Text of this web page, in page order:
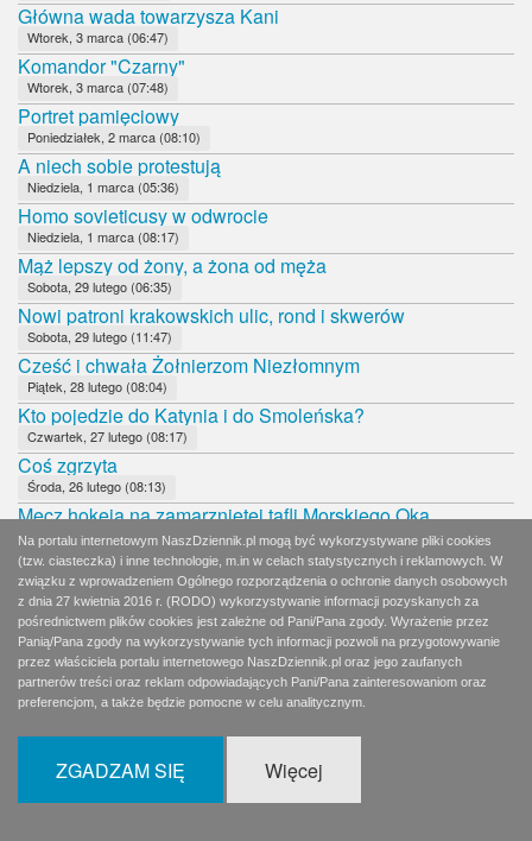
Główna wada towarzysza Kani
Wtorek, 3 marca (06:47)
Komandor "Czarny"
Wtorek, 3 marca (07:48)
Portret pamięciowy
Poniedziałek, 2 marca (08:10)
A niech sobie protestują
Niedziela, 1 marca (05:36)
Homo sovieticusy w odwrocie
Niedziela, 1 marca (08:17)
Mąż lepszy od żony, a żona od męża
Sobota, 29 lutego (06:35)
Nowi patroni krakowskich ulic, rond i skwerów
Sobota, 29 lutego (11:47)
Cześć i chwała Żołnierzom Niezłomnym
Piątek, 28 lutego (08:04)
Kto pojedzie do Katynia i do Smoleńska?
Czwartek, 27 lutego (08:17)
Coś zgrzyta
Środa, 26 lutego (08:13)
Mecz hokeja na zamarzniętej tafli Morskiego Oka
Wtorek, 25 lutego (08:00)
Bojaźliwy Tusk
Poniedziałek, 24 lutego (08:18)
Czy Zjednoczona Prawica jest w kryzysie?
Niedziela, 23 lutego (11:43)
Naturalny kłopot rządzących z NIK
Sobota, 22 lutego (11:54)
Polscy komuniści proszą o pomoc
Piątek, 21 lutego (08:10)
Kto za nimi stoi?
Czwartek, 20 lutego (08:19)
Na portalu internetowym NaszDziennik.pl mogą być wykorzystywane pliki cookies
(tzw. ciasteczka) i inne technologie, m.in w celach statystycznych i reklamowych. W
związku z wprowadzeniem Ogólnego rozporządzenia o ochronie danych osobowych
z dnia 27 kwietnia 2016 r. (RODO) wykorzystywanie informacji pozyskanych za
pośrednictwem plików cookies jest zależne od Pani/Pana zgody. Wyrażenie przez
Panią/Pana zgody na wykorzystywanie tych informacji pozwoli na przygotowywanie
przez właściciela portalu internetowego NaszDziennik.pl oraz jego zaufanych
partnerów treści oraz reklam odpowiadających Pani/Pana zainteresowaniom oraz
preferencjom, a także będzie pomocne w celu analitycznym.
ZGADZAM SIĘ Więcej